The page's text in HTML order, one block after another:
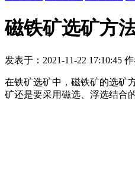
磁铁矿选矿方
发表于：2021-11-22 17:10:45
在铁矿选矿中，磁铁矿的选矿
矿还是要采用磁选、浮选结合